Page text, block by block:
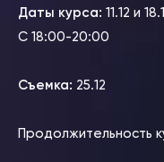
Даты курса: 11.12 и
С 18:00-20:00
Съемка: 25.12
Продолжительность